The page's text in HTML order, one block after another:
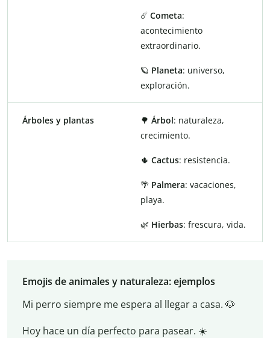
☄️ Cometa:
acontecimiento
extraordinario.
🪐 Planeta: universo,
exploración.
Árboles y plantas 🌳 Árbol: naturaleza,
crecimiento.
🌵 Cactus: resistencia.
🌴 Palmera: vacaciones,
playa.
🌿 Hierbas: frescura, vida.
Emojis de animales y naturaleza: ejemplos
Mi perro siempre me espera al llegar a casa. 🐶
Hoy hace un día perfecto para pasear. ☀️